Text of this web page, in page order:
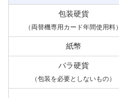
包装硬貨
（両替機専用カード年間使用料）
紙幣
バラ硬貨
（包装を必要としないもの）